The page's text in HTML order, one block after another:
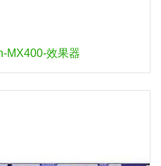
MX400-效果器